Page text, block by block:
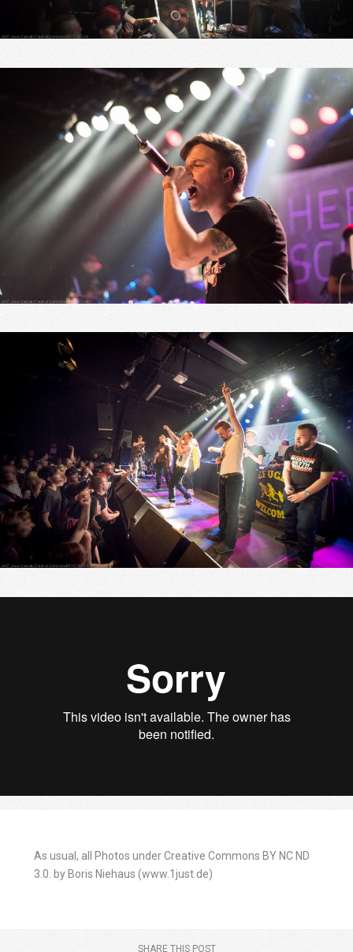
As usual, all Photos under Creative Commons BY NC ND
3.0. by Boris Niehaus (www.1just.de)
SHARE THIS POST